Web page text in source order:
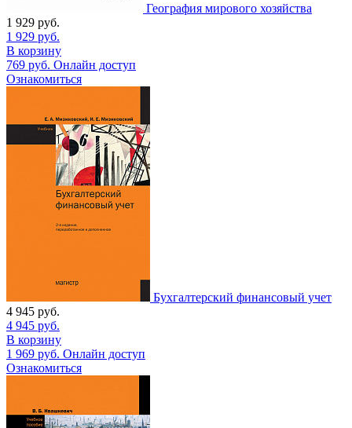
География мирового хозяйства
1 929 руб.
1 929 руб.
В корзину
769 руб. Онлайн доступ
Ознакомиться
Бухгалтерский финансовый учет
4 945 руб.
4 945 руб.
В корзину
1 969 руб. Онлайн доступ
Ознакомиться